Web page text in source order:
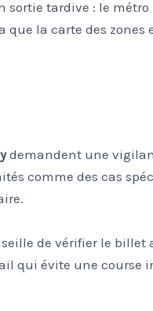
tardive : le métro
que la carte des zones
demandent une
comme des cas
de vérifier le billet
qui évite une course